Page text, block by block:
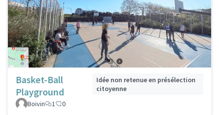
Basket-Ball
Playground
Idée non retenue en présélection
citoyenne
Boivin
1 0